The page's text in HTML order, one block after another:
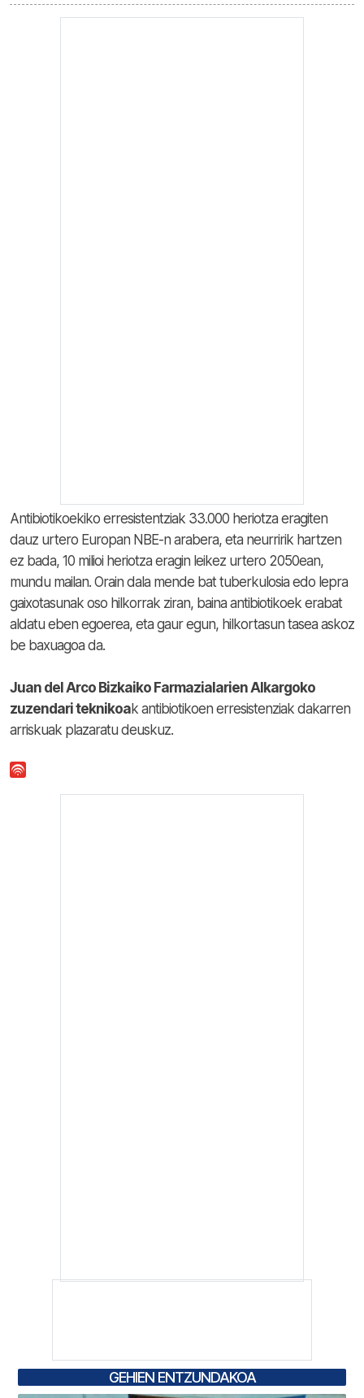
Antibiotikoekiko erresistentziak 33.000 heriotza eragiten
dauz urtero Europan NBE-n arabera, eta neurririk hartzen
ez bada, 10 milioi heriotza eragin leikez urtero 2050ean,
mundu mailan. Orain dala mende bat tuberkulosia edo lepra
gaixotasunak oso hilkorrak ziran, baina antibiotikoek erabat
aldatu eben egoerea, eta gaur egun, hilkortasun tasea askoz
be baxuagoa da.
Juan del Arco Bizkaiko Farmazialarien Alkargoko
zuzendari teknikoak antibiotikoen erresistenziak dakarren
arriskuak plazaratu deuskuz.
GEHIEN ENTZUNDAKOA